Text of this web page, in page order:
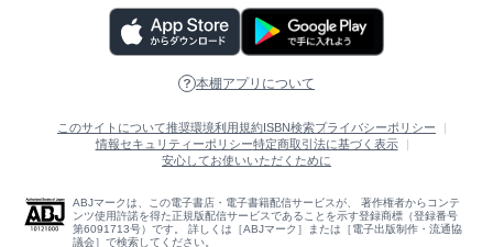
本棚アプリについて
このサイトについて推奨環境利用規約ISBN検索プライバシーポリシー
情報セキュリティーポリシー特定商取引法に基づく表示
安心してお使いいただくために
ABJマークは、この電子書店・電子書籍配信サービスが、 著作権者からコンテ
ンツ使用許諾を得た正規版配信サービスであることを示す登録商標（登録番号
第6091713号）です。 詳しくは［ABJマーク］または［電子出版制作・流通協
議会］で検索してください。